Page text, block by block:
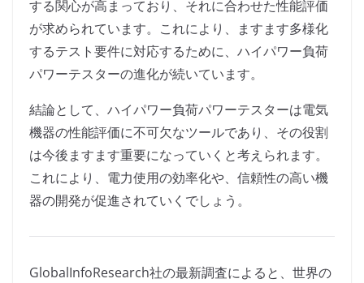
する関心が高まっており、それに合わせた性能評価
が求められています。これにより、ますます多様化
するテスト要件に対応するために、ハイパワー負荷
パワーテスターの進化が続いています。
結論として、ハイパワー負荷パワーテスターは電気
機器の性能評価に不可欠なツールであり、その役割
は今後ますます重要になっていくと考えられます。
これにより、電力使用の効率化や、信頼性の高い機
器の開発が促進されていくでしょう。
GlobalInfoResearch社の最新調査によると、世界の